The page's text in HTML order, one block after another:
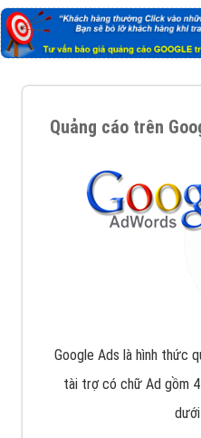
Quảng cáo trên
Google Ads là hình thức
tài trợ có chữ Ad gồm